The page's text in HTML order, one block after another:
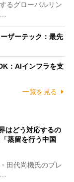
るグローバルリン
…
ザーテック：最先
：AIインフラを支
一覧を見る
はどう対応するの
蒸留を行う中国
田代尚機氏のプレ
…